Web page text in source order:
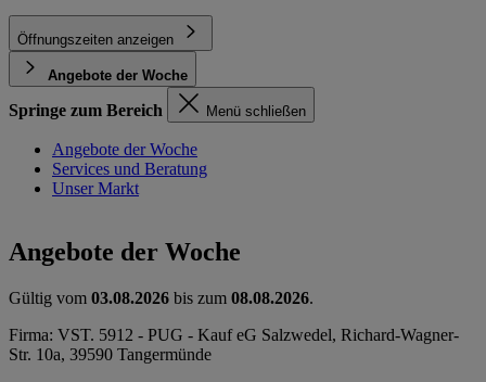
Öffnungszeiten anzeigen
Angebote der Woche
Springe zum Bereich Menü schließen
Angebote der Woche
Services und Beratung
Unser Markt
Angebote der Woche
Gültig vom 03.08.2026 bis zum 08.08.2026.
Firma: VST. 5912 - PUG - Kauf eG Salzwedel, Richard-Wagner-
Str. 10a, 39590 Tangermünde